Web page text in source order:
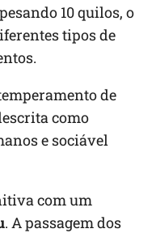
10 quilos, o
tipos de
de
como
e sociável
com um
. A passagem dos